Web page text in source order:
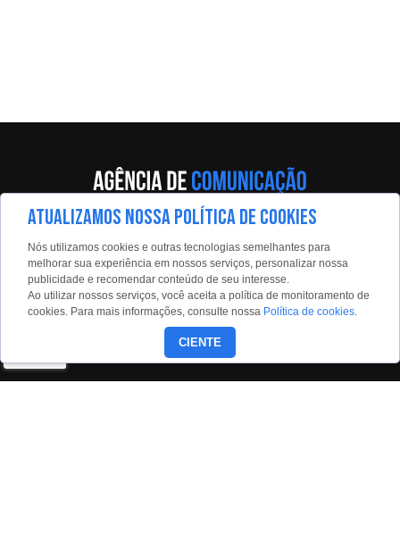
Av. Eng. Caetano Álvares, 55 - 5º andar
Limão, São Paulo, 02598-900
Contato:
estadaoconteudo@estadao.com
(11)99350-0439
ATUALIZAMOS NOSSA POLÍTICA DE COOKIES
Nós utilizamos cookies e outras tecnologias semelhantes para
melhorar sua experiência em nossos serviços, personalizar nossa
publicidade e recomendar conteúdo de seu interesse.
Ao utilizar nossos serviços, você aceita a política de monitoramento de
cookies. Para mais informações, consulte nossa Política de cookies.
CIENTE